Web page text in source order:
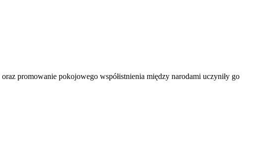
promowanie pokojowego współistnienia między narodami uczyniły go